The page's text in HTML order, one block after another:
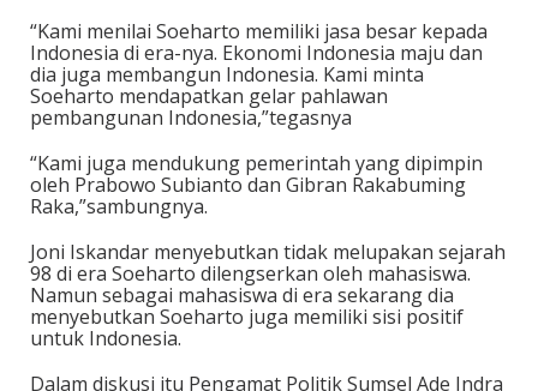
“Kami menilai Soeharto memiliki jasa besar kepada
Indonesia di era-nya. Ekonomi Indonesia maju dan
dia juga membangun Indonesia. Kami minta
Soeharto mendapatkan gelar pahlawan
pembangunan Indonesia,”tegasnya
“Kami juga mendukung pemerintah yang dipimpin
oleh Prabowo Subianto dan Gibran Rakabuming
Raka,”sambungnya.
Joni Iskandar menyebutkan tidak melupakan sejarah
98 di era Soeharto dilengserkan oleh mahasiswa.
Namun sebagai mahasiswa di era sekarang dia
menyebutkan Soeharto juga memiliki sisi positif
untuk Indonesia.
Dalam diskusi itu Pengamat Politik Sumsel Ade Indra